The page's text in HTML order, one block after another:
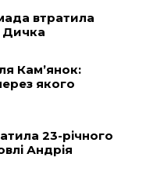
t
p
втратила
Дичка
Кам’янок:
якого
23-річного
Андрія